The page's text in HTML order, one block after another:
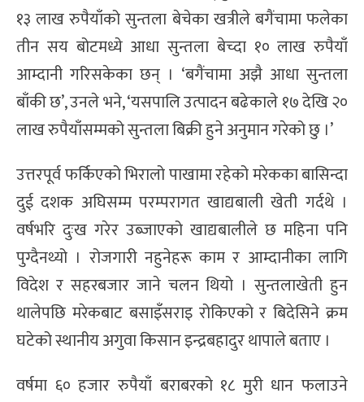
१३ लाख रुपैयाँको सुन्तला बेचेका खत्रीले बगैंचामा फलेका
तीन सय बोटमध्ये आधा सुन्तला बेच्दा १० लाख रुपैयाँ
आम्दानी गरिसकेका छन् । ‘बगैंचामा अझै आधा सुन्तला
बाँकी छ’, उनले भने, ‘यसपालि उत्पादन बढेकाले १७ देखि २०
लाख रुपैयाँसम्मको सुन्तला बिक्री हुने अनुमान गरेको छु ।’
उत्तरपूर्व फर्किएको भिरालो पाखामा रहेको मरेकका बासिन्दा
दुई दशक अघिसम्म परम्परागत खाद्यबाली खेती गर्दथे ।
वर्षभरि दुःख गरेर उब्जाएको खाद्यबालीले छ महिना पनि
पुग्दैनथ्यो । रोजगारी नहुनेहरू काम र आम्दानीका लागि
विदेश र सहरबजार जाने चलन थियो । सुन्तलाखेती हुन
थालेपछि मरेकबाट बसाइँसराइ रोकिएको र बिदेसिने क्रम
घटेको स्थानीय अगुवा किसान इन्द्रबहादुर थापाले बताए ।
वर्षमा ६० हजार रुपैयाँ बराबरको १८ मुरी धान फलाउने